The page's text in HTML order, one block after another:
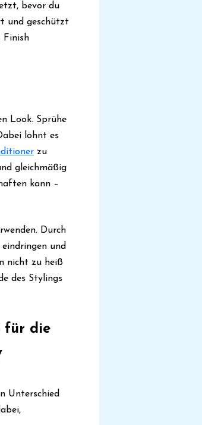
bevor du
und geschützt
Finish
Look. Sprühe
lohnt es
zu
gleichmäßig
kann –
Durch
und
nicht zu heiß
des Stylings
für die
Unterschied